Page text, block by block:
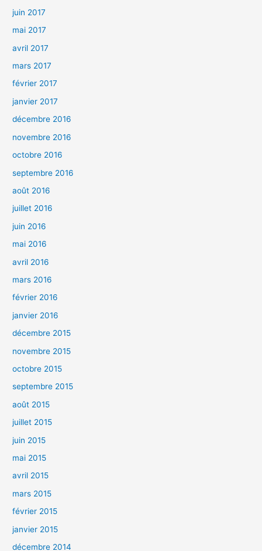
juin 2017
mai 2017
avril 2017
mars 2017
février 2017
janvier 2017
décembre 2016
novembre 2016
octobre 2016
septembre 2016
août 2016
juillet 2016
juin 2016
mai 2016
avril 2016
mars 2016
février 2016
janvier 2016
décembre 2015
novembre 2015
octobre 2015
septembre 2015
août 2015
juillet 2015
juin 2015
mai 2015
avril 2015
mars 2015
février 2015
janvier 2015
décembre 2014